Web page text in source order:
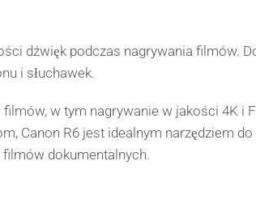
dźwięk podczas nagrywania filmów.
i słuchawek.
w tym nagrywanie w jakości 4K i
Canon R6 jest idealnym narzędziem
dokumentalnych.